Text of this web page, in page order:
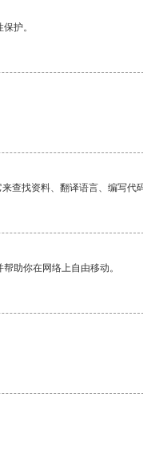
护。
查找资料、翻译语言、编写代码
助你在网络上自由移动。